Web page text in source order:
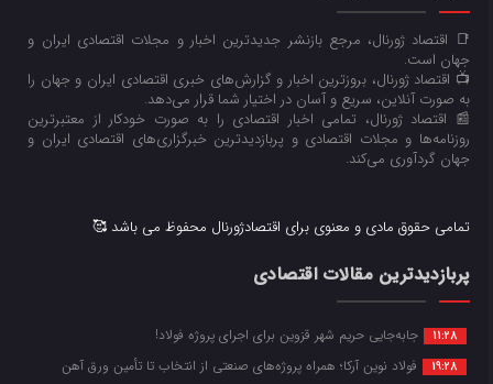
📑 اقتصاد ژورنال، مرجع بازنشر جدیدترین اخبار و مجلات اقتصادی ایران و
جهان است.
📺 اقتصاد ژورنال، بروزترین اخبار و گزارش‌های خبری اقتصادی ایران و جهان را
به صورت آنلاین، سریع و آسان در اختیار شما قرار می‌‌دهد.
📰 اقتصاد ژورنال، تمامی اخبار اقتصادی را به صورت خودکار از معتبرترین
روزنامه‌ها و مجلات اقتصادی و پربازدیدترین خبرگزاری‌های اقتصادی ایران و
جهان گردآوری می‌کند.
تمامی حقوق مادی و معنوی برای اقتصادژورنال محفوظ می باشد 🥰
پربازدیدترین مقالات اقتصادی
11:28 جابه‌جایی حریم شهر قزوین برای اجرای پروژه فولاد!
19:28 فولاد نوین آرکا؛ همراه پروژه‌های صنعتی از انتخاب تا تأمین ورق آهن